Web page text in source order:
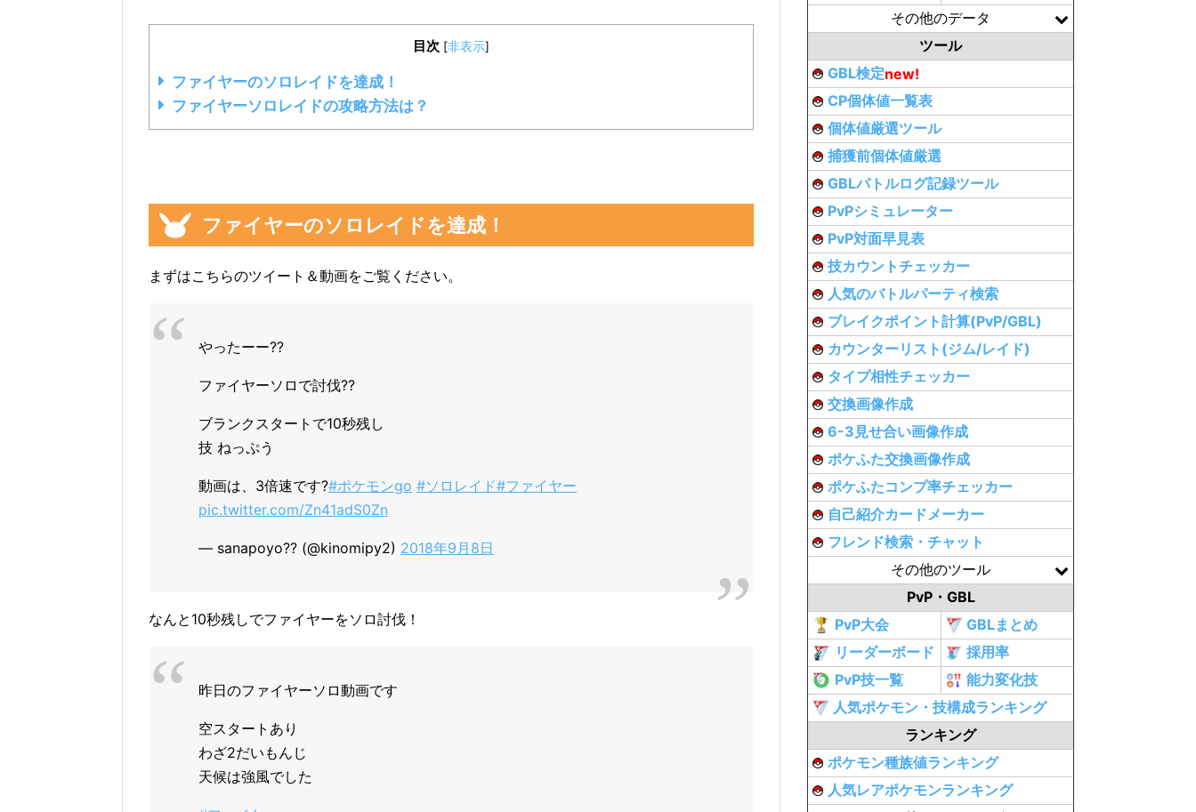
目次 [非表示]
ファイヤーのソロレイドを達成！
ファイヤーソロレイドの攻略方法は？
ファイヤーのソロレイドを達成！
まずはこちらのツイート＆動画をご覧ください。
やったーー??
ファイヤーソロで討伐??
ブランクスタートで10秒残し
技 ねっぷう
動画は、3倍速です?#ポケモンgo #ソロレイド#ファイヤー
pic.twitter.com/Zn41adS0Zn
— sanapoyo?? (@kinomipy2) 2018年9月8日
なんと10秒残しでファイヤーをソロ討伐！
昨日のファイヤーソロ動画です
空スタートあり
わざ2だいもんじ
天候は強風でした
その他のデータ
ツール
GBL検定new!
CP個体値一覧表
個体値厳選ツール
捕獲前個体値厳選
GBLバトルログ記録ツール
PvPシミュレーター
PvP対面早見表
技カウントチェッカー
人気のバトルパーティ検索
ブレイクポイント計算(PvP/GBL)
カウンターリスト(ジム/レイド)
タイプ相性チェッカー
交換画像作成
6-3見せ合い画像作成
ポケふた交換画像作成
ポケふたコンプ率チェッカー
自己紹介カードメーカー
フレンド検索・チャット
その他のツール
PvP・GBL
PvP大会
GBLまとめ
リーダーボード
採用率
PvP技一覧
能力変化技
人気ポケモン・技構成ランキング
ランキング
ポケモン種族値ランキング
人気レアポケモンランキング